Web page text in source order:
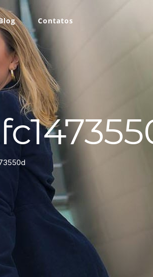
Contatos